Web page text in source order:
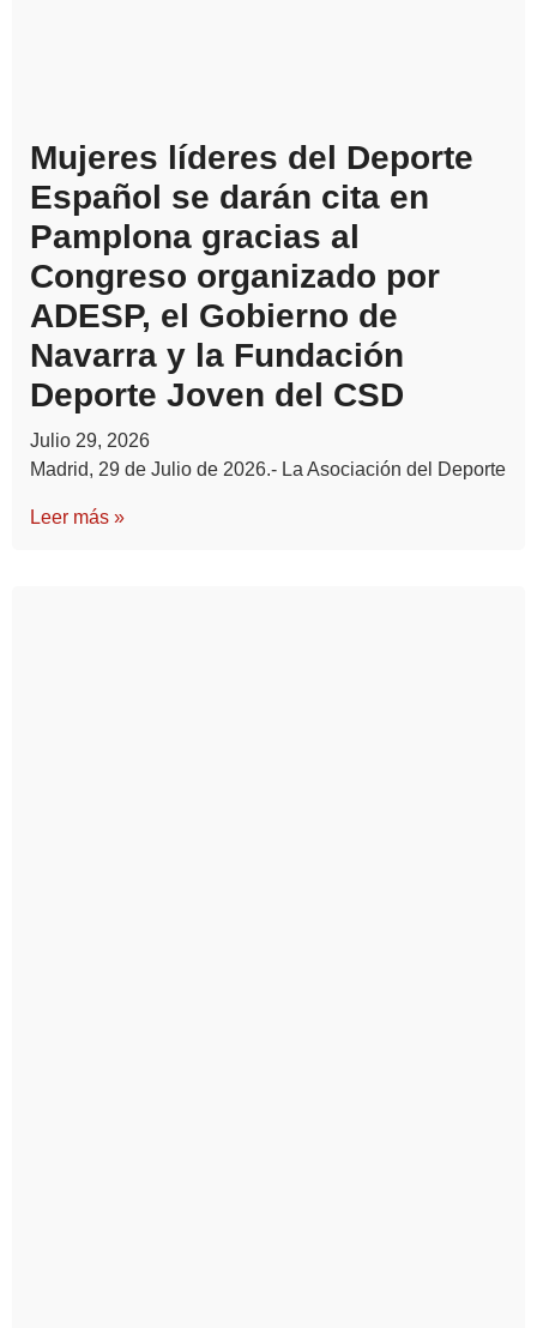
Mujeres líderes del Deporte
Español se darán cita en
Pamplona gracias al
Congreso organizado por
ADESP, el Gobierno de
Navarra y la Fundación
Deporte Joven del CSD
Julio 29, 2026
Madrid, 29 de Julio de 2026.- La Asociación del Deporte
Leer más »